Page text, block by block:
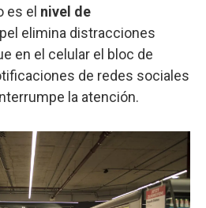
es el nivel de
elimina distracciones
en el celular el bloc de
de redes sociales
la atención.